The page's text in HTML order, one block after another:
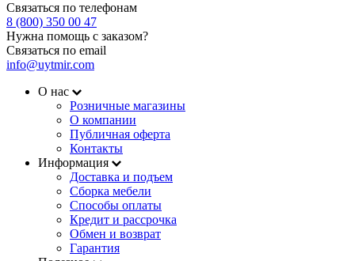
Связаться по телефонам
8 (800) 350 00 47
Нужна помощь с заказом?
Связаться по email
info@uytmir.com
О нас
Розничные магазины
О компании
Публичная оферта
Контакты
Информация
Доставка и подъем
Сборка мебели
Способы оплаты
Кредит и рассрочка
Обмен и возврат
Гарантия